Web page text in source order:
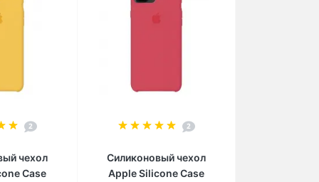
2
чехол
Case
2
Силиконовый чехол
Apple Silicone Case